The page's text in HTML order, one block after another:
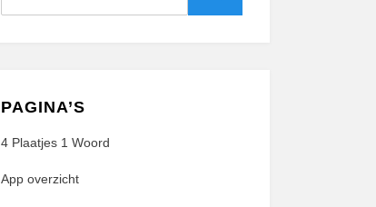
PAGINA’S
4 Plaatjes 1 Woord
App overzicht